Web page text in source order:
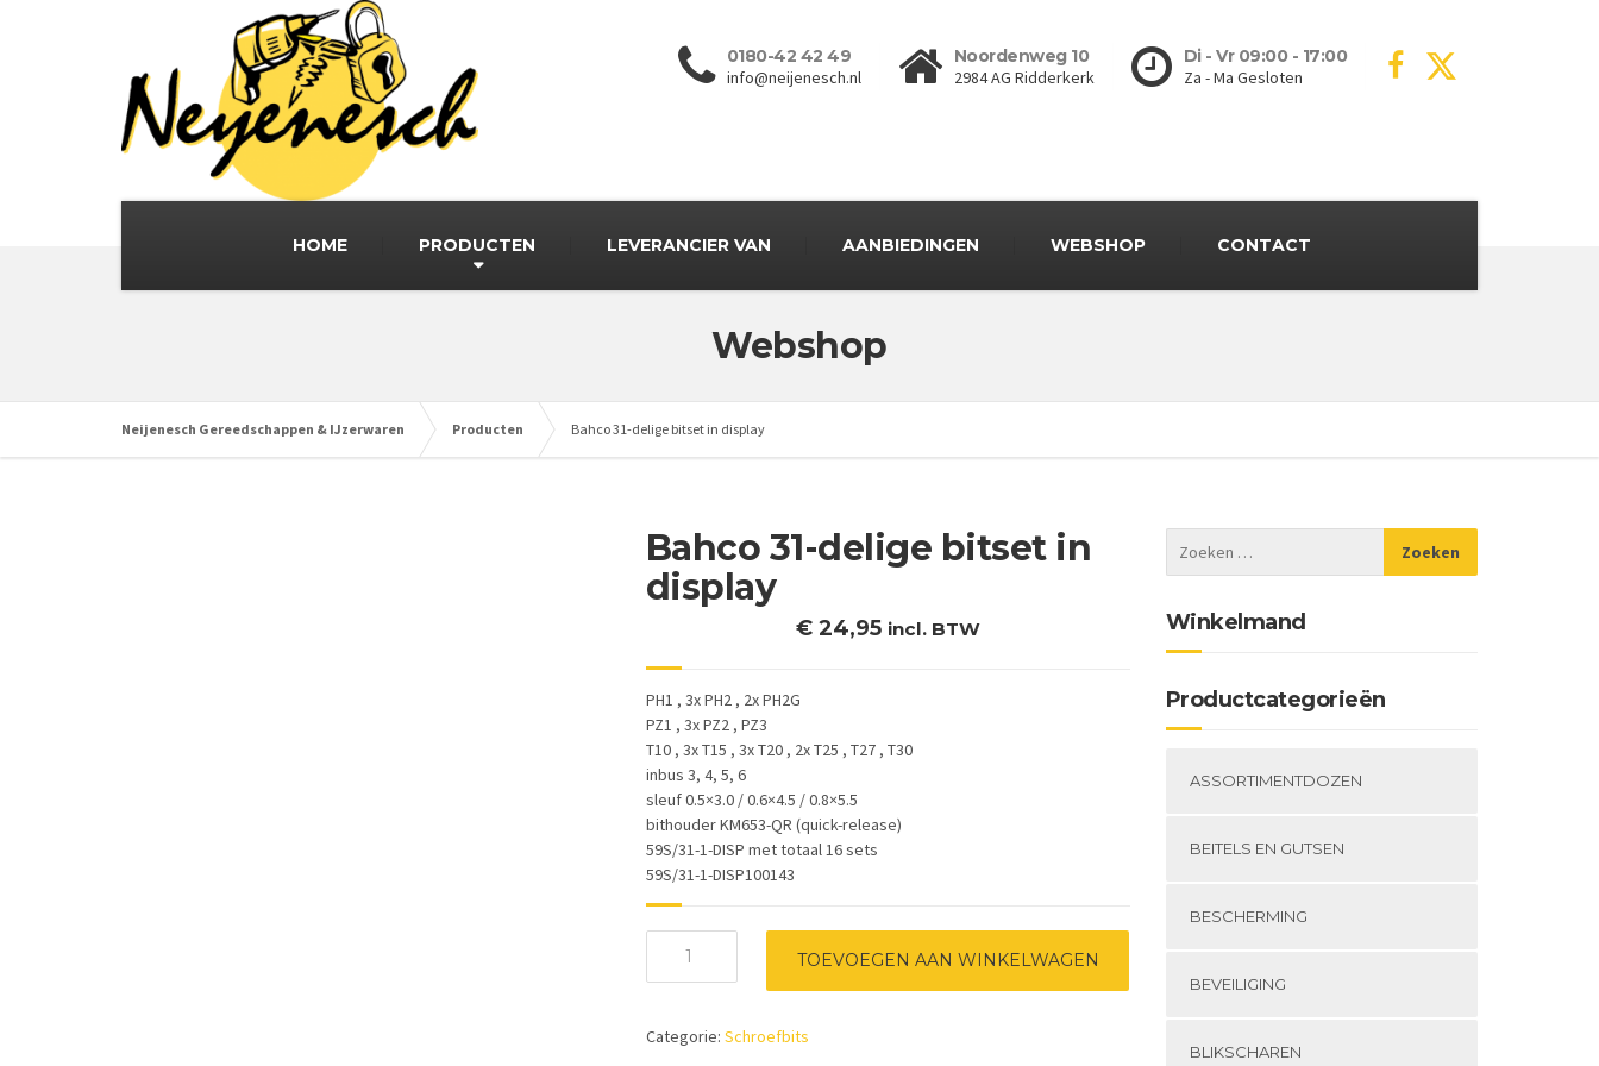
0180-42 42 49
info@neijenesch.nl
Noordenweg 10
2984 AG Ridderkerk
Di - Vr 09:00 - 17:00
Za - Ma Gesloten
HOME PRODUCTEN LEVERANCIER VAN AANBIEDINGEN WEBSHOP CONTACT
Webshop
Neijenesch Gereedschappen & IJzerwaren Producten Bahco 31-delige bitset in display
Bahco 31-delige bitset in
display
€24,95 incl. BTW
PH1 , 3x PH2 , 2x PH2G
PZ1 , 3x PZ2 , PZ3
T10 , 3x T15 , 3x T20 , 2x T25 , T27 , T30
inbus 3, 4, 5, 6
sleuf 0.5×3.0 / 0.6×4.5 / 0.8×5.5
bithouder KM653-QR (quick-release)
59S/31-1-DISP met totaal 16 sets
59S/31-1-DISP100143
in
TOEVOEGEN AAN WINKELWAGEN
Categorie: Schroefbits
Winkelmand
Productcategorieën
ASSORTIMENTDOZEN
BEITELS EN GUTSEN
BESCHERMING
BEVEILIGING
BLIKSCHAREN